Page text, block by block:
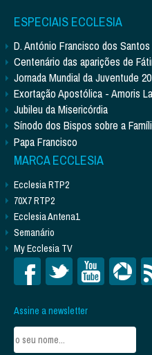
ESPECIAIS ECCLESIA
D. António Francisco dos Santos
Centenário das aparições de
Jornada Mundial da Juventude
Exortação Apostólica - Amoris
Jubileu da Misericórdia
Sínodo dos Bispos sobre a
Papa Francisco
MARCA ECCLESIA
Ecclesia RTP2
70X7 RTP2
Ecclesia Antena1
Semanário
My Ecclesia TV
Assine a newsletter